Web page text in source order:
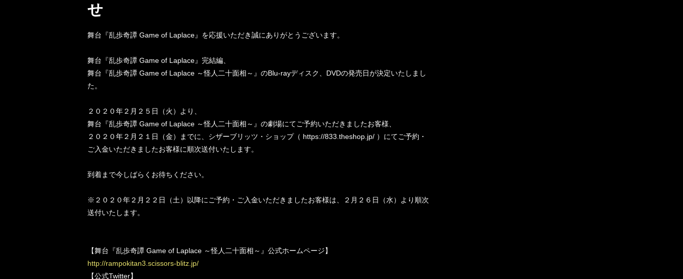
せ
舞台『乱歩奇譚 Game of Laplace』を応援いただき誠にありがとうございます。
舞台『乱歩奇譚 Game of Laplace』完結編、
舞台『乱歩奇譚 Game of Laplace ～怪人二十面相～』のBlu-rayディスク、DVDの発売日が決定いたしまし
た。
２０２０年２月２５日（火）より、
舞台『乱歩奇譚 Game of Laplace ～怪人二十面相～』の劇場にてご予約いただきましたお客様、
２０２０年２月２１日（金）までに、シザーブリッツ・ショップ（ https://833.theshop.jp/ ）にてご予約・
ご入金いただきましたお客様に順次送付いたします。
到着まで今しばらくお待ちください。
※２０２０年２月２２日（土）以降にご予約・ご入金いただきましたお客様は、２月２６日（水）より順次
送付いたします。
【舞台『乱歩奇譚 Game of Laplace ～怪人二十面相～』公式ホームページ】
http://rampokitan3.scissors-blitz.jp/
【公式Twitter】